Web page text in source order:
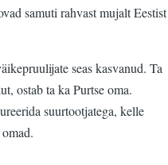
samuti rahvast mujalt Eestist
seas kasvanud. Ta
ostab ta ka Purtse oma.
suurtootjatega, kelle